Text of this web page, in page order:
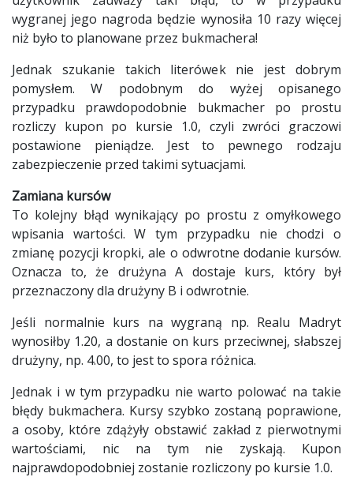
wygranej jego nagroda będzie wynosiła 10 razy więcej
niż było to planowane przez bukmachera!
Jednak szukanie takich literówek nie jest dobrym
pomysłem. W podobnym do wyżej opisanego
przypadku prawdopodobnie bukmacher po prostu
rozliczy kupon po kursie 1.0, czyli zwróci graczowi
postawione pieniądze. Jest to pewnego rodzaju
zabezpieczenie przed takimi sytuacjami.
Zamiana kursów
To kolejny błąd wynikający po prostu z omyłkowego
wpisania wartości. W tym przypadku nie chodzi o
zmianę pozycji kropki, ale o odwrotne dodanie kursów.
Oznacza to, że drużyna A dostaje kurs, który był
przeznaczony dla drużyny B i odwrotnie.
Jeśli normalnie kurs na wygraną np. Realu Madryt
wynosiłby 1.20, a dostanie on kurs przeciwnej, słabszej
drużyny, np. 4.00, to jest to spora różnica.
Jednak i w tym przypadku nie warto polować na takie
błędy bukmachera. Kursy szybko zostaną poprawione,
a osoby, które zdążyły obstawić zakład z pierwotnymi
wartościami, nic na tym nie zyskają. Kupon
najprawdopodobniej zostanie rozliczony po kursie 1.0.